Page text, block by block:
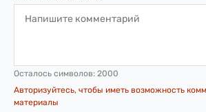
Осталось символов: 2000
Авторизуйтесь, чтобы иметь возможность
материалы